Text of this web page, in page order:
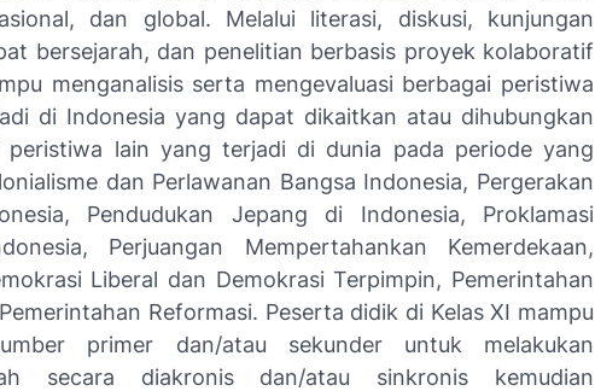
dan global. Melalui literasi, diskusi, kunjungan
bersejarah, dan penelitian berbasis proyek kolaboratif
menganalisis serta mengevaluasi berbagai peristiwa
di Indonesia yang dapat dikaitkan atau dihubungkan
peristiwa lain yang terjadi di dunia pada periode yang
dan Perlawanan Bangsa Indonesia, Pergerakan
Pendudukan Jepang di Indonesia, Proklamasi
Perjuangan Mempertahankan Kemerdekaan,
Liberal dan Demokrasi Terpimpin, Pemerintahan
Reformasi. Peserta didik di Kelas XI mampu
primer dan/atau sekunder untuk melakukan
secara diakronis dan/atau sinkronis kemudian